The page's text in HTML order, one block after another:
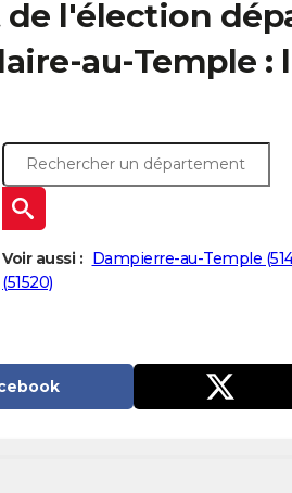
de l'élection
au-Temple :
Voir aussi : Dampierre-au-Temple
(51520)